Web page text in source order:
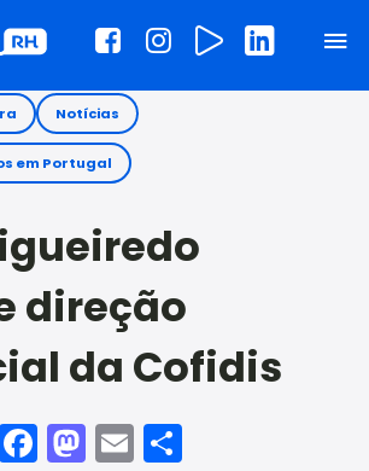
Notícias
em Portugal
direção
da Cofidis
Facebook
Mastodon
EmailShare